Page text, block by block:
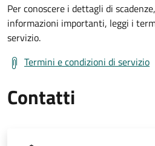
Per conoscere i dettagli di
informazioni importanti, leggi i
servizio.
Termini e condizioni di servizio
Contatti